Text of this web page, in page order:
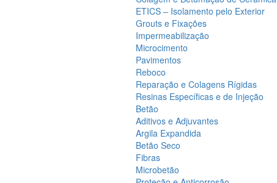
ETICS – Isolamento pelo Exterior
Grouts e Fixações
Impermeabilização
Microcimento
Pavimentos
Reboco
Reparação e Colagens Rígidas
Resinas Específicas e de Injeção
Betão
Aditivos e Adjuvantes
Argila Expandida
Betão Seco
Fibras
Microbetão